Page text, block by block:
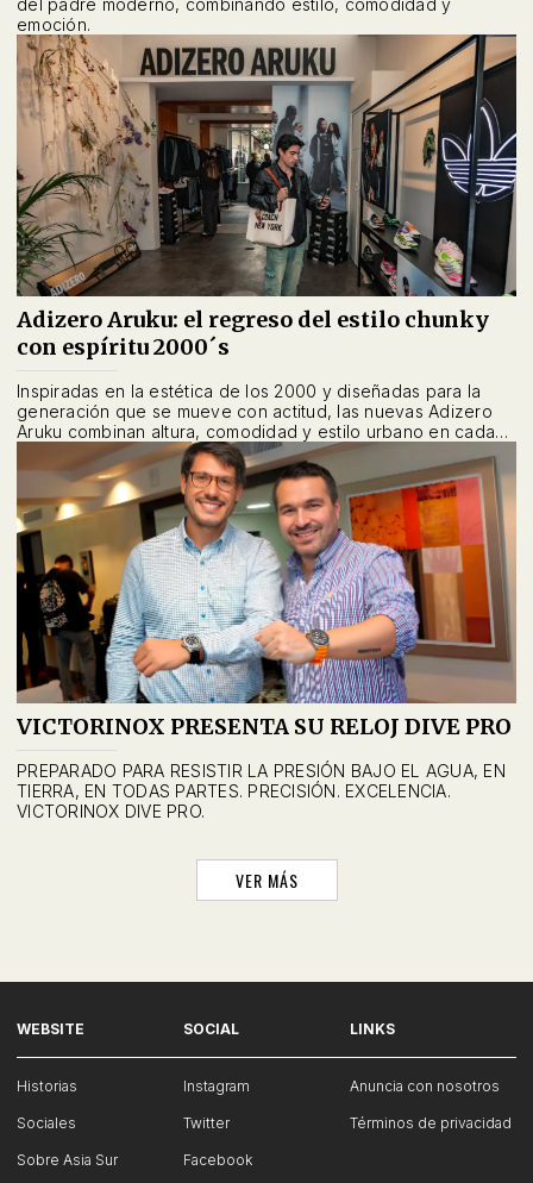
del padre moderno, combinando estilo, comodidad y
emoción.
Adizero Aruku: el regreso del estilo chunky
con espíritu 2000´s
Inspiradas en la estética de los 2000 y diseñadas para la
generación que se mueve con actitud, las nuevas Adizero
Aruku combinan altura, comodidad y estilo urbano en cada
VICTORINOX PRESENTA SU RELOJ DIVE PRO
PREPARADO PARA RESISTIR LA PRESIÓN BAJO EL AGUA, EN
TIERRA, EN TODAS PARTES. PRECISIÓN. EXCELENCIA.
VICTORINOX DIVE PRO.
VER MÁS
WEBSITE
Historias
Sociales
Sobre Asia Sur
SOCIAL
Instagram
Twitter
Facebook
LINKS
Anuncia con nosotros
Términos de privacidad